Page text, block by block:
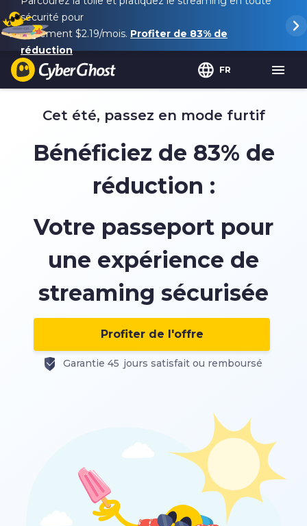
sécurité pour
seulement $2.19/mois. Profiter de 83% de
réduction
FR
Cet été, passez en mode furtif
Bénéficiez de 83% de
réduction :
Votre passeport pour
une expérience de
streaming sécurisée
Profiter de l'offre
Garantie 45 jours satisfait ou remboursé